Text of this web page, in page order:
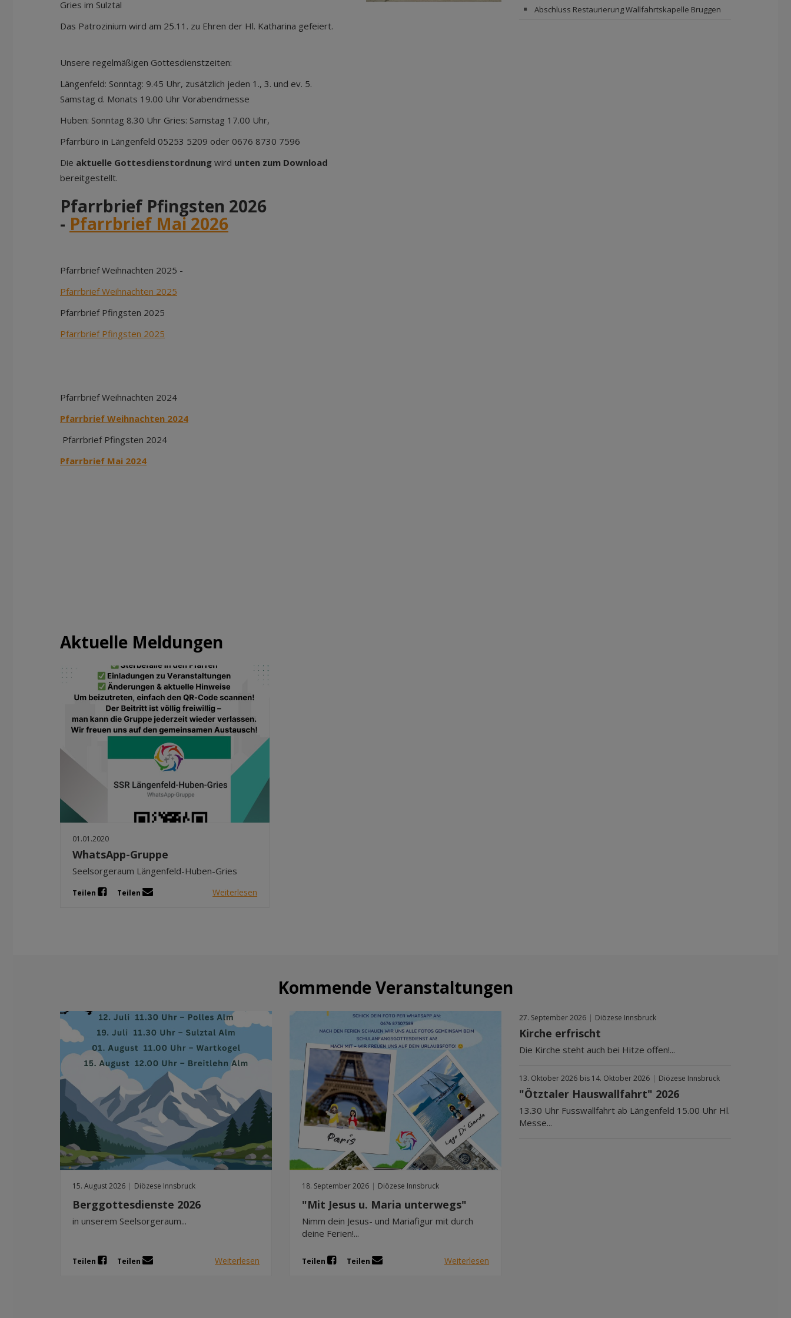
Gries im Sulztal
Das Patrozinium wird am 25.11. zu Ehren der Hl. Katharina gefeiert.
Unsere regelmäßigen Gottesdienstzeiten:
Längenfeld: Sonntag: 9.45 Uhr, zusätzlich jeden 1., 3. und ev. 5.
Samstag d. Monats 19.00 Uhr Vorabendmesse
Huben: Sonntag 8.30 Uhr Gries: Samstag 17.00 Uhr,
Pfarrbüro in Längenfeld 05253 5209 oder 0676 8730 7596
Die aktuelle Gottesdienstordnung wird unten zum Download
bereitgestellt.
Pfarrbrief Pfingsten 2026
- Pfarrbrief Mai 2026
Pfarrbrief Weihnachten 2025 -
Pfarrbrief Weihnachten 2025
Pfarrbrief Pfingsten 2025
Pfarrbrief Pfingsten 2025
Pfarrbrief Weihnachten 2024
Pfarrbrief Weihnachten 2024
Pfarrbrief Pfingsten 2024
Pfarrbrief Mai 2024
Abschluss Restaurierung Wallfahrtskapelle Bruggen
Aktuelle Meldungen
01.01.2020
WhatsApp-Gruppe
Seelsorgeraum Längenfeld-Huben-Gries
Teilen Teilen Weiterlesen
Kommende Veranstaltungen
15. August 2026 | Diözese Innsbruck
Berggottesdienste 2026
in unserem Seelsorgeraum...
Teilen Teilen Weiterlesen
18. September 2026 | Diözese Innsbruck
"Mit Jesus u. Maria unterwegs"
Nimm dein Jesus- und Mariafigur mit durch
deine Ferien!...
Teilen Teilen Weiterlesen
27. September 2026 | Diözese Innsbruck
Kirche erfrischt
Die Kirche steht auch bei Hitze offen!...
13. Oktober 2026 bis 14. Oktober 2026 | Diözese Innsbruck
"Ötztaler Hauswallfahrt" 2026
13.30 Uhr Fusswallfahrt ab Längenfeld 15.00 Uhr Hl.
Messe...